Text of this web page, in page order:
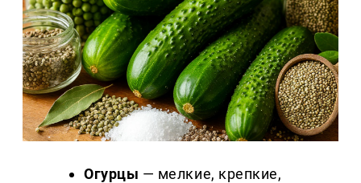
Огурцы — мелкие, крепкие,